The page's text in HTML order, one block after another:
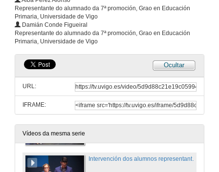
Representante do alumnado da 7ª promoción, Grao en Educación
Primaria, Universidade de Vigo
Damián Conde Figueiral
Representante do alumnado da 7ª promoción, Grao en Educación
Primaria, Universidade de Vigo
Ocultar
URL:
IFRAME:
Vídeos da mesma serie
22 de xuño de 2019
Intervención del padrino del Grado de Educación Infantil, D. Hipólito Puente Carracedo
22 de xuño de 2019
06_FCOJAVIER_DIPLOMAS.mp4